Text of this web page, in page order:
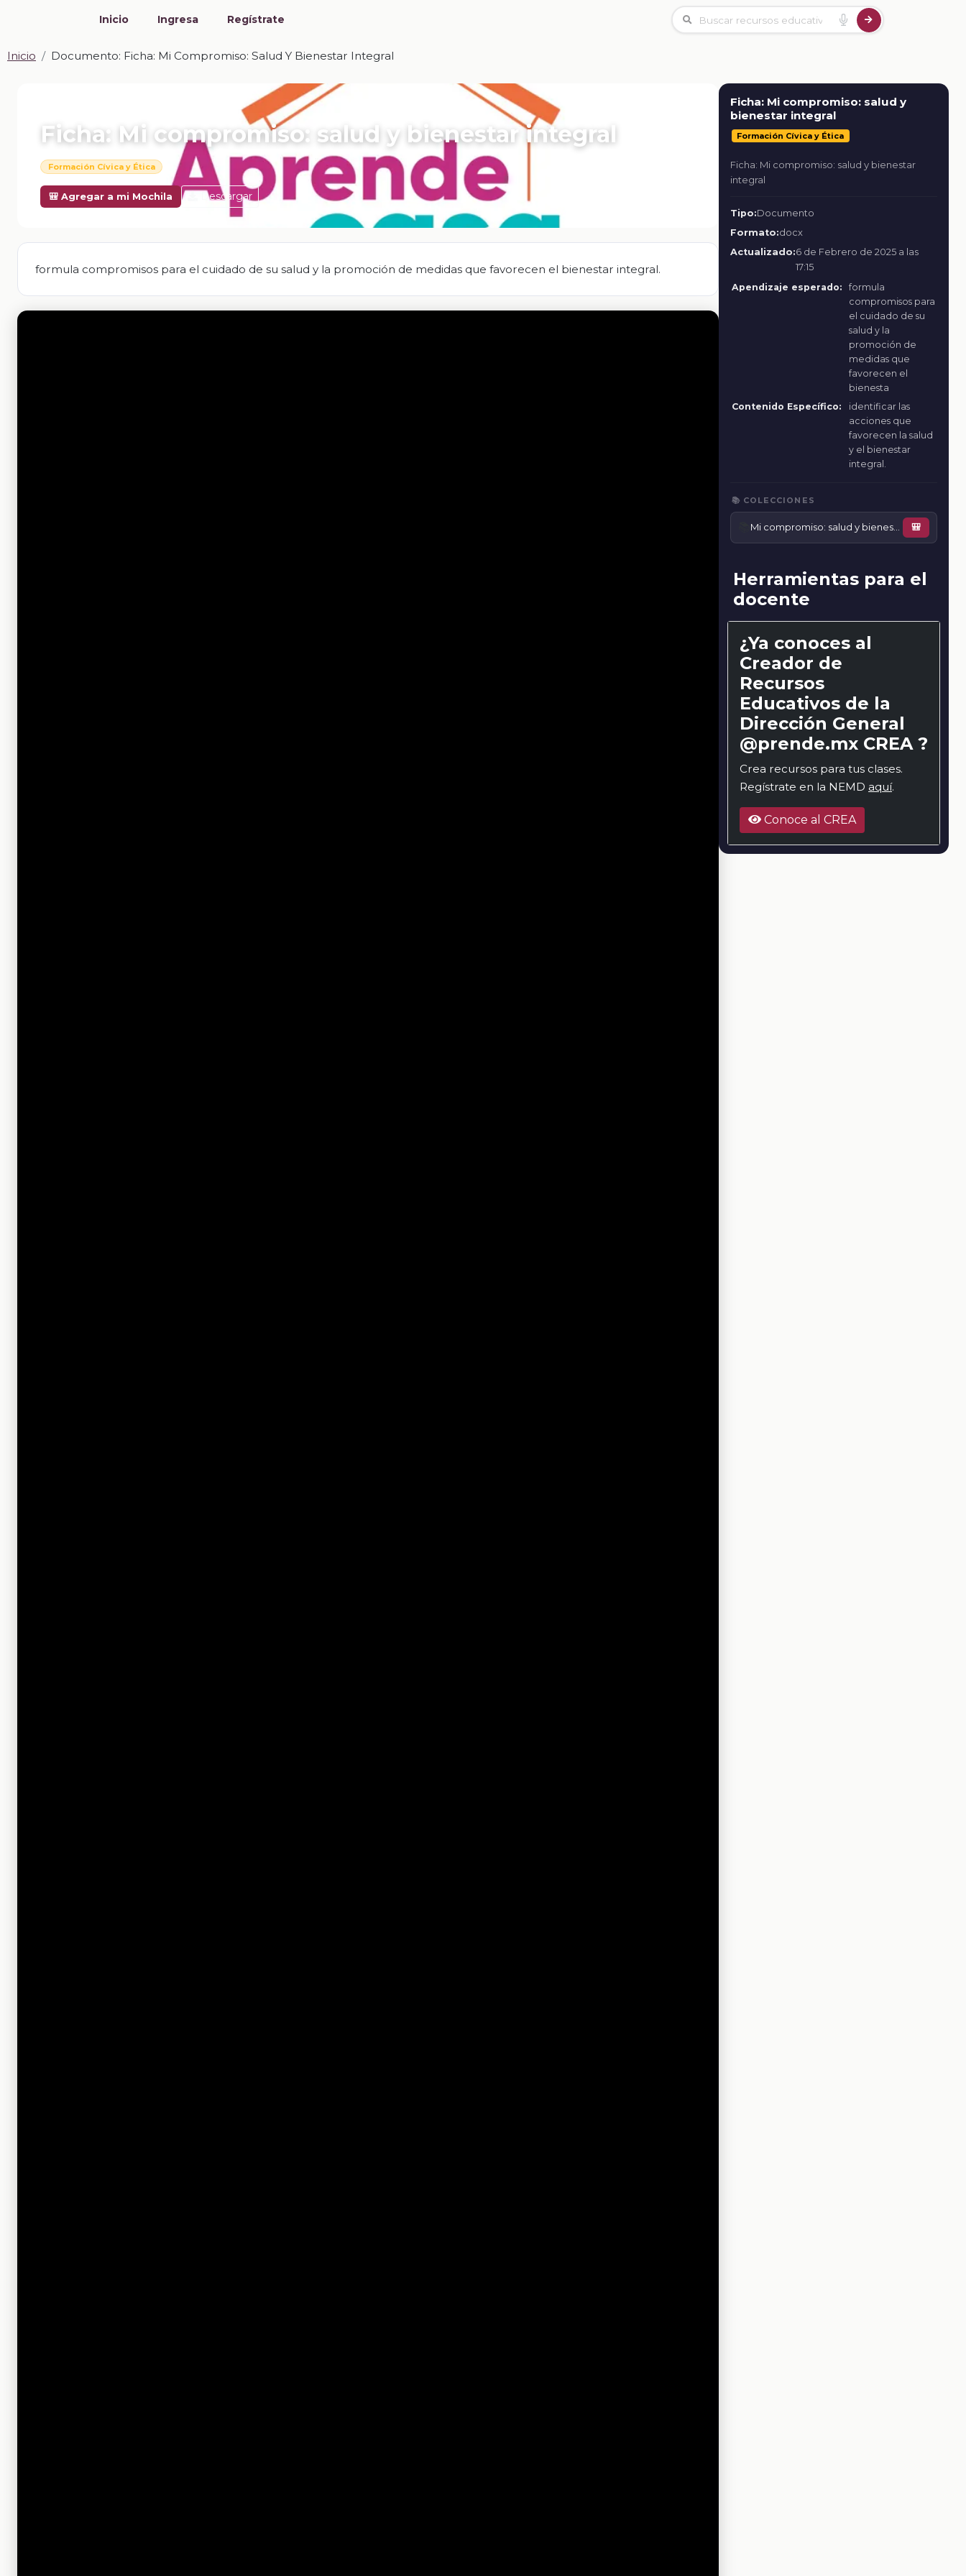
Inicio Ingresa Regístrate
Inicio Documento: Ficha: Mi Compromiso: Salud Y Bienestar Integral
Ficha: Mi compromiso: salud y bienestar integral
Formación Cívica y Ética
🎒 Agregar a mi Mochila Descargar
formula compromisos para el cuidado de su salud y la promoción de medidas que favorecen el bienestar integral.
Ficha: Mi compromiso: salud y
bienestar integral
Formación Cívica y Ética
Ficha: Mi compromiso: salud y bienestar
integral
Tipo:Documento
Formato:docx
Actualizado:6 de Febrero de 2025 a las
17:15
Apendizaje esperado:
formula
compromisos para
el cuidado de su
salud y la
promoción de
medidas que
favorecen el
bienesta
Contenido Específico:
identificar las
acciones que
favorecen la salud
y el bienestar
integral.
📚 COLECCIONES
Mi compromiso: salud y bienestar integral 🎒
Herramientas para el
docente
¿Ya conoces al
Creador de
Recursos
Educativos de la
Dirección General
@prende.mx CREA ?
Crea recursos para tus clases.
Regístrate en la NEMD aquí.
Conoce al CREA